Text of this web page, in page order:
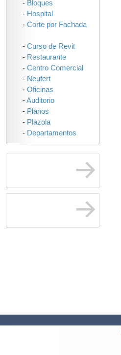
- Bloques
- Hospital
- Corte por Fachada
- Curso de Revit
- Restaurante
- Centro Comercial
- Neufert
- Oficinas
-Auditorio
- Planos
- Plazola
- Departamentos